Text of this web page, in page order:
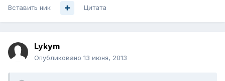
Вставить ник Цитата
Lykym
Опубликовано 13 июня, 2013